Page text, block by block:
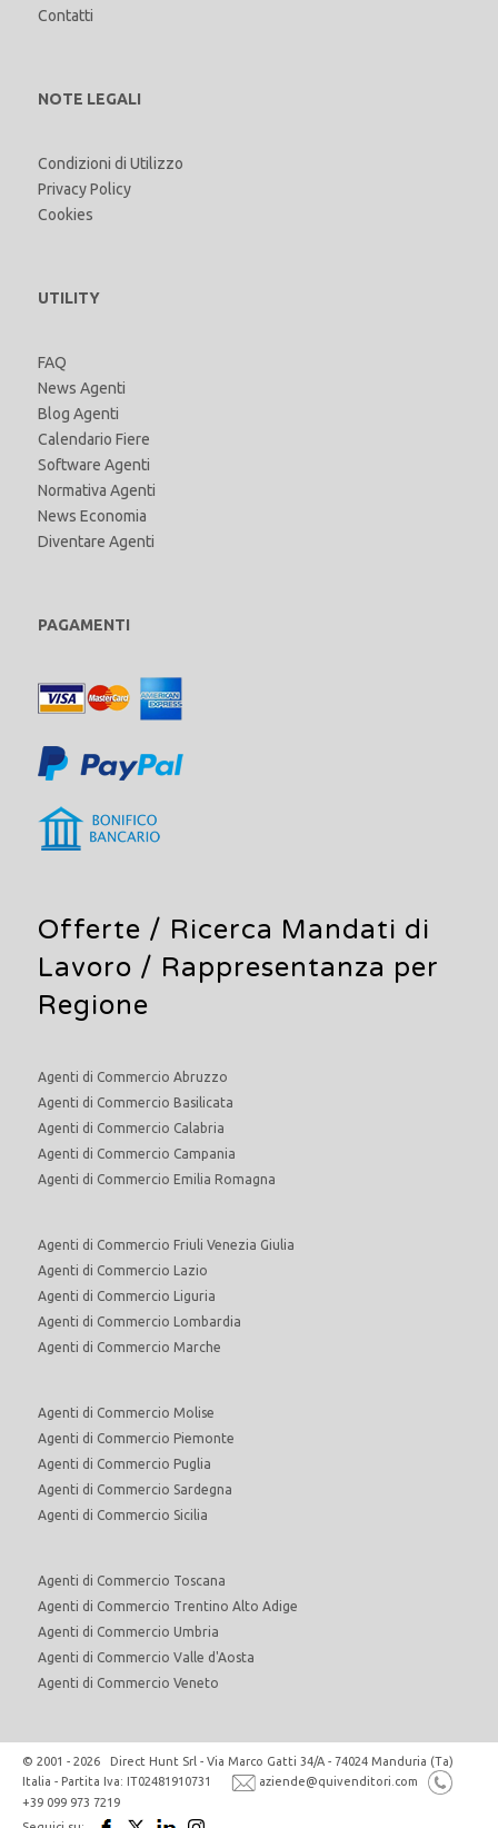
Contatti
NOTE LEGALI
Condizioni di Utilizzo
Privacy Policy
Cookies
UTILITY
FAQ
News Agenti
Blog Agenti
Calendario Fiere
Software Agenti
Normativa Agenti
News Economia
Diventare Agenti
PAGAMENTI
Offerte / Ricerca Mandati di
Lavoro / Rappresentanza per
Regione
Agenti di Commercio Abruzzo
Agenti di Commercio Basilicata
Agenti di Commercio Calabria
Agenti di Commercio Campania
Agenti di Commercio Emilia Romagna
Agenti di Commercio Friuli Venezia Giulia
Agenti di Commercio Lazio
Agenti di Commercio Liguria
Agenti di Commercio Lombardia
Agenti di Commercio Marche
Agenti di Commercio Molise
Agenti di Commercio Piemonte
Agenti di Commercio Puglia
Agenti di Commercio Sardegna
Agenti di Commercio Sicilia
Agenti di Commercio Toscana
Agenti di Commercio Trentino Alto Adige
Agenti di Commercio Umbria
Agenti di Commercio Valle d'Aosta
Agenti di Commercio Veneto
© 2001 - 2026 Direct Hunt Srl - Via Marco Gatti 34/A - 74024 Manduria (Ta)
Italia - Partita Iva: IT02481910731
aziende@quivenditori.com
+39 099 973 7219